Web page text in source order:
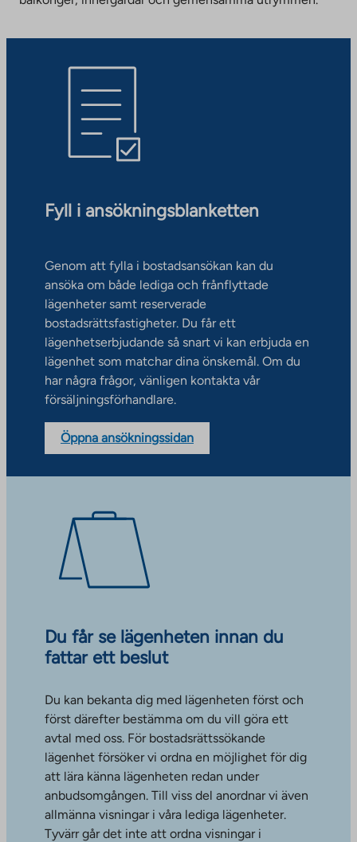
Fyll i ansökningsblanketten
Genom att fylla i bostadsansökan kan du
ansöka om både lediga och frånflyttade
lägenheter samt reserverade
bostadsrättsfastigheter. Du får ett
lägenhetserbjudande så snart vi kan erbjuda en
lägenhet som matchar dina önskemål. Om du
har några frågor, vänligen kontakta vår
försäljningsförhandlare.
Öppna ansökningssidan
Du får se lägenheten innan du
fattar ett beslut
Du kan bekanta dig med lägenheten först och
först därefter bestämma om du vill göra ett
avtal med oss. För bostadsrättssökande
lägenhet försöker vi ordna en möjlighet för dig
att lära känna lägenheten redan under
anbudsomgången. Till viss del anordnar vi även
allmänna visningar i våra lediga lägenheter.
Tyvärr går det inte att ordna visningar i